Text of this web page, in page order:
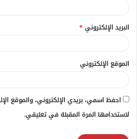
البريد الإلكتروني *
الموقع الإلكتروني
احفظ اسمي، بريدي الإلكتروني، والموقع
لاستخدامها المرة المقبلة في تعليقي.